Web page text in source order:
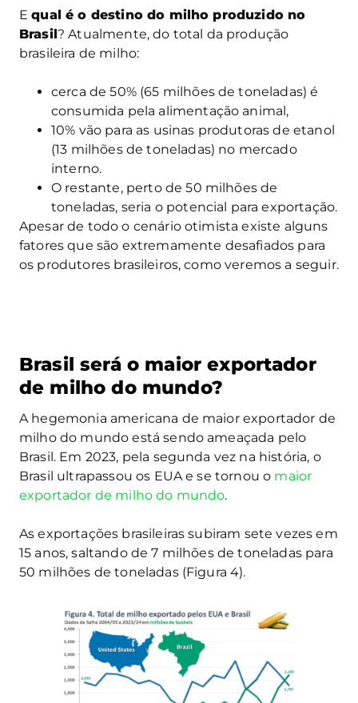
Equal é o destino do milho produzido no
Brasil? Atualmente, do total da produção
brasileira de milho:
cerca de 50% (65 milhões de toneladas) é
consumida pela alimentação animal,
10% vão para as usinas produtoras de etanol
(13 milhões de toneladas) no mercado
interno.
O restante, perto de 50 milhões de
toneladas, seria o potencial para exportação.
Apesar de todo o cenário otimista existe alguns
fatores que são extremamente desafiados para
os produtores brasileiros, como veremos a seguir.
Brasil será o maior exportador
de milho do mundo?
A hegemonia americana de maior exportador de
milho do mundo está sendo ameaçada pelo
Brasil. Em 2023, pela segunda vez na história, o
Brasil ultrapassou os EUA e se tornou o maior
exportador de milho do mundo.
As exportações brasileiras subiram sete vezes em
15 anos, saltando de 7 milhões de toneladas para
50 milhões de toneladas (Figura 4).